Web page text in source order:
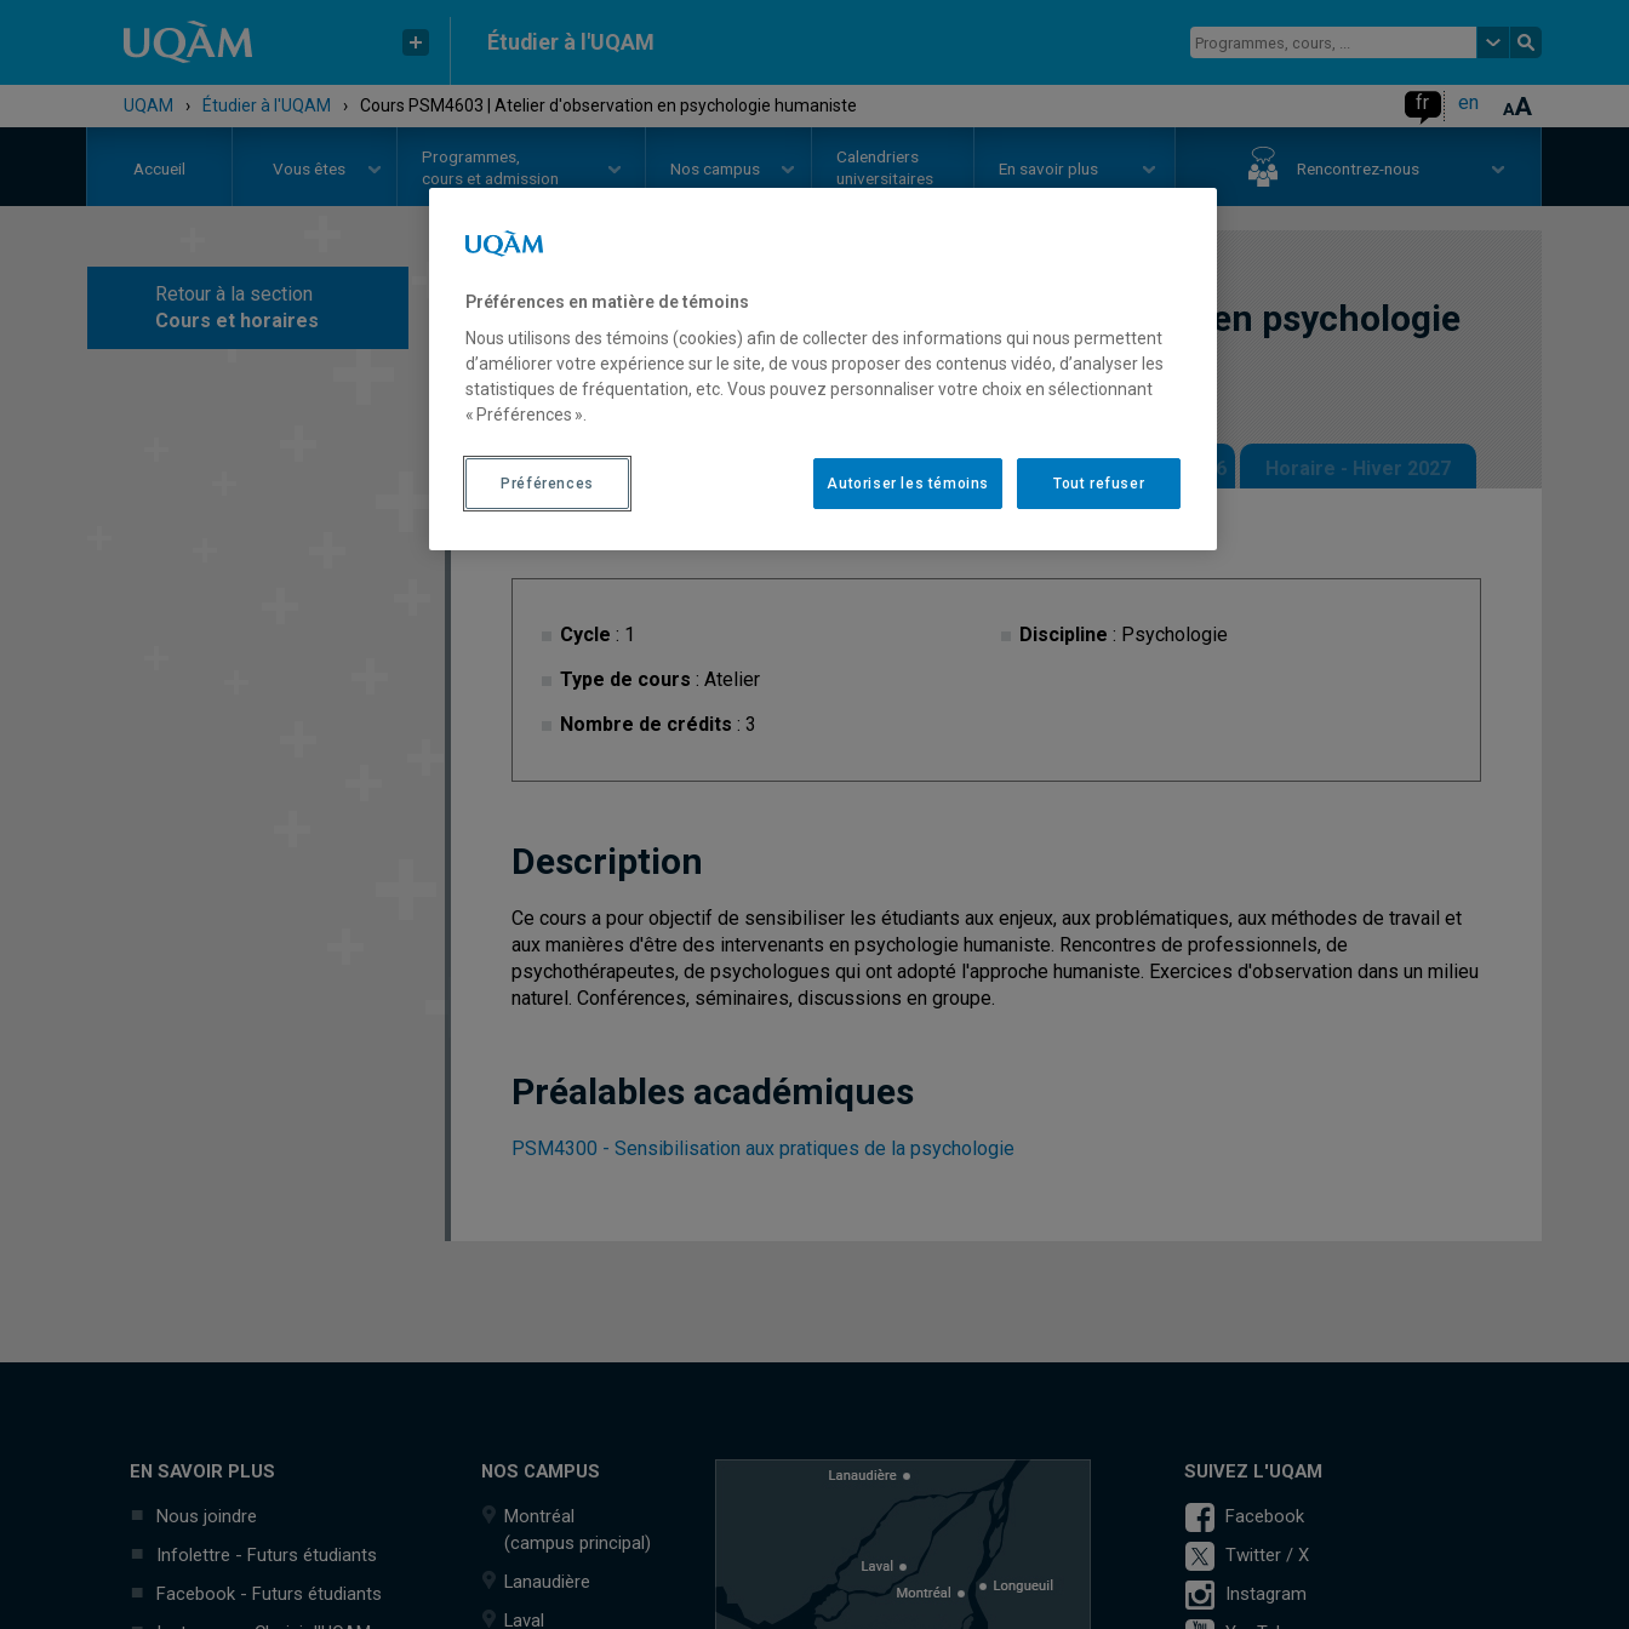
Étudier à l'UQAM
UQAM › Étudier à l'UQAM › Cours PSM4603 | Atelier d'observation en psychologie humaniste fr en
Accueil Vous êtes
Programmes,
cours et admission
Nos campus
Calendriers
universitaires
En savoir plus Rencontrez-nous
Retour à la section
Cours et horaires
COURS// PSM4603
Atelier d'observation en psychologie
humaniste
Description Horaire - Été 2026 Horaire - Automne 2026 Horaire - Hiver 2027
Cycle : 1
Type de cours : Atelier
Nombre de crédits : 3
Discipline : Psychologie
Description
Ce cours a pour objectif de sensibiliser les étudiants aux enjeux, aux problématiques, aux méthodes de travail et
aux manières d'être des intervenants en psychologie humaniste. Rencontres de professionnels, de
psychothérapeutes, de psychologues qui ont adopté l'approche humaniste. Exercices d'observation dans un milieu
naturel. Conférences, séminaires, discussions en groupe.
Préalables académiques
PSM4300 - Sensibilisation aux pratiques de la psychologie
EN SAVOIR PLUS
Nous joindre
Infolettre - Futurs étudiants
Facebook - Futurs étudiants
NOS CAMPUS
Montréal
(campus principal)
Lanaudière
Laval
SUIVEZ L'UQAM
Facebook
Twitter / X
Instagram
Préférences en matière de témoins
Nous utilisons des témoins (cookies) afin de collecter des informations qui nous permettent
d’améliorer votre expérience sur le site, de vous proposer des contenus vidéo, d’analyser les
statistiques de fréquentation, etc. Vous pouvez personnaliser votre choix en sélectionnant
« Préférences ».
Tout refuser
Autoriser les témoins
Préférences